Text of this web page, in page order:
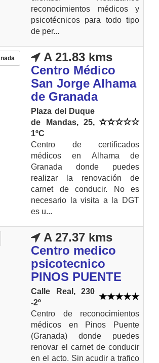
reconocimientos médicos y
psicotécnicos para todo tipo
de per...
A 21.83 kms
Centro Médico
San Jorge Alhama
de Granada
Plaza del Duque
de Mandas, 25,
1ºC
Centro de certificados
médicos en Alhama de
Granada donde puedes
realizar la renovación de
carnet de conducir. No es
necesario la visita a la DGT
es u...
A 27.37 kms
Centro medico
psicotecnico
PINOS PUENTE
Calle Real, 230
-2º
Centro de reconocimientos
médicos en Pinos Puente
(Granada) donde puedes
renovar el carnet de conducir
en el acto. Sin acudir a trafico